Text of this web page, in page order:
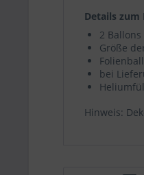
Details zum
2 Ballons
Größe
bei
Hinweis: